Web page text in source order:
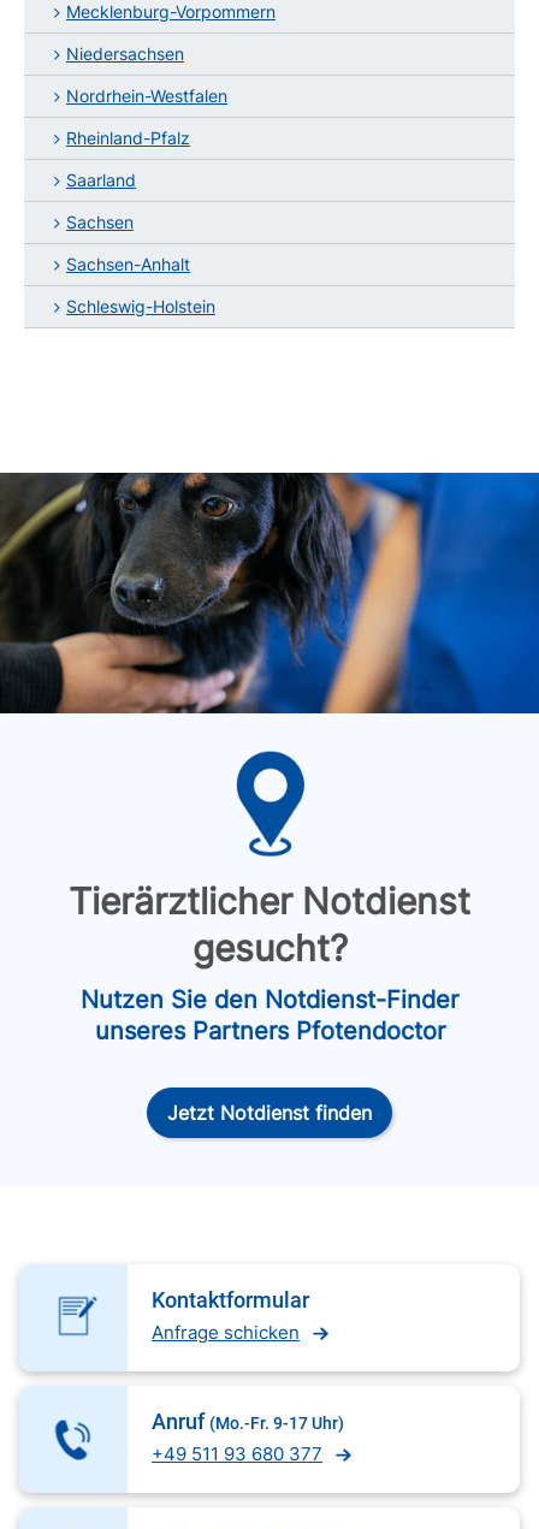
Mecklenburg-Vorpommern
Niedersachsen
Nordrhein-Westfalen
Rheinland-Pfalz
Saarland
Sachsen
Sachsen-Anhalt
Schleswig-Holstein
Tierärztlicher Notdienst
gesucht?
Nutzen Sie den Notdienst-Finder
unseres Partners Pfotendoctor
Jetzt Notdienst finden
Kontaktformular
Anfrage schicken
Anruf (Mo.-Fr. 9-17 Uhr)
+49 511 93 680 377